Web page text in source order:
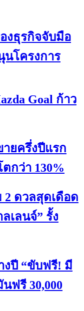
งธุรกิจจับมือ
โครงการ
Goal ก้าว
ายครึ่งปีแรก
กว่า 130%
2 ดวลสุดเดือด
เลนจ์” รั้ง
ปี “ขับฟรี! มี
ฟรี 30,000